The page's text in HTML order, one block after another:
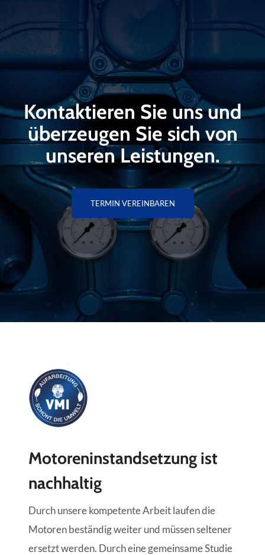
Kontaktieren Sie uns und
überzeugen Sie sich von
unseren Leistungen.
TERMIN VEREINBAREN
Motoreninstandsetzung ist
nachhaltig
Durch unsere kompetente Arbeit laufen die
Motoren beständig weiter und müssen seltener
ersetzt werden. Durch eine gemeinsame Studie